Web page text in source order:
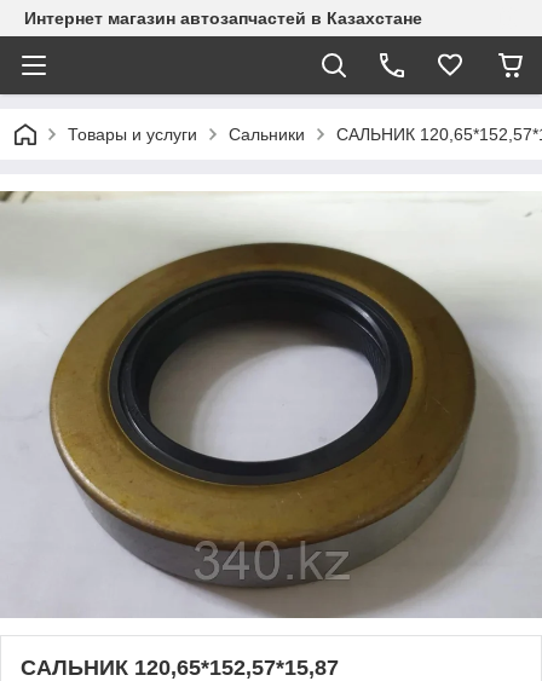
Интернет магазин автозапчастей в Казахстане
Товары и услуги Сальники САЛЬНИК
САЛЬНИК 120,65*152,57*15,87